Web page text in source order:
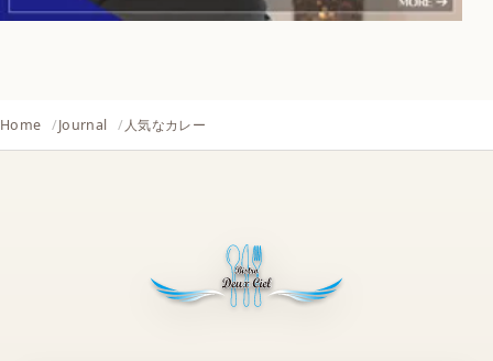
Home Journal 人気なカレー